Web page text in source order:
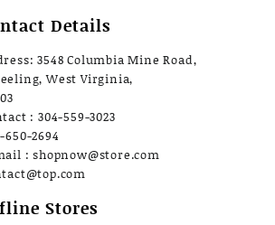
Details
3548 Columbia Mine Road,
West Virginia,
: 304-559-3023
650-2694
: shopnow@store.com
Stores